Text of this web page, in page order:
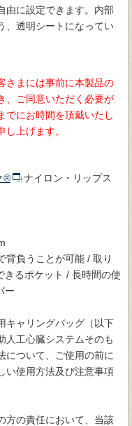
由に設定できます。内部
、透明シートになってい
さまには事前に本製品の
、ご同意いただく必要が
でにお時間を頂戴いたし
上げます。
®
ナイロン・リップス
背負うことが可能 / 取り
きるポケット / 長時間の使
ー
キャリングバッグ（以下
人工心臓システムそのも
について、ご使用の前に
い使用方法及び注意事項
方の責任において、当該